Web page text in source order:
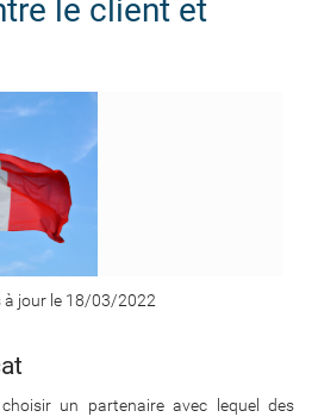
le client et
à jour le 18/03/2022
un partenaire avec lequel des